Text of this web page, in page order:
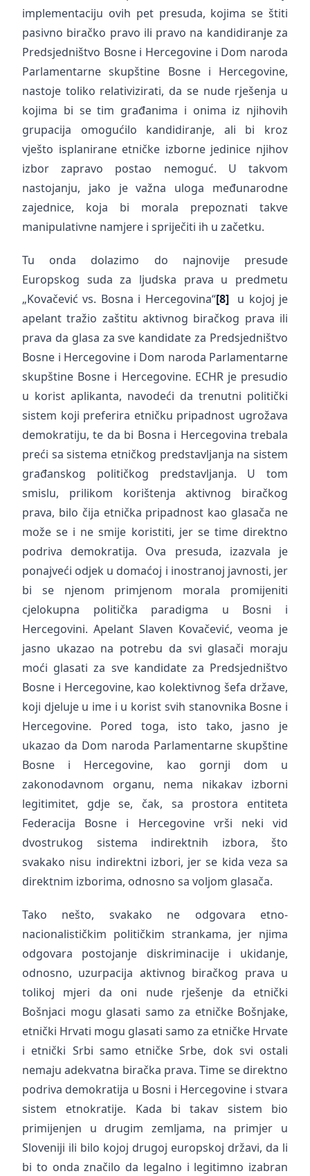
implementaciju ovih pet presuda, kojima se štiti
pasivno biračko pravo ili pravo na kandidiranje za
Predsjedništvo Bosne i Hercegovine i Dom naroda
Parlamentarne skupštine Bosne i Hercegovine,
nastoje toliko relativizirati, da se nude rješenja u
kojima bi se tim građanima i onima iz njihovih
grupacija omogućilo kandidiranje, ali bi kroz
vješto isplanirane etničke izborne jedinice njihov
izbor zapravo postao nemoguć. U takvom
nastojanju, jako je važna uloga međunarodne
zajednice, koja bi morala prepoznati takve
manipulativne namjere i spriječiti ih u začetku.
Tu onda dolazimo do najnovije presude
Europskog suda za ljudska prava u predmetu
„Kovačević vs. Bosna i Hercegovina“[8]u kojoj je
apelant tražio zaštitu aktivnog biračkog prava ili
prava da glasa za sve kandidate za Predsjedništvo
Bosne i Hercegovine i Dom naroda Parlamentarne
skupštine Bosne i Hercegovine. ECHR je presudio
u korist aplikanta, navodeći da trenutni politički
sistem koji preferira etničku pripadnost ugrožava
demokratiju, te da bi Bosna i Hercegovina trebala
preći sa sistema etničkog predstavljanja na sistem
građanskog političkog predstavljanja. U tom
smislu, prilikom korištenja aktivnog biračkog
prava, bilo čija etnička pripadnost kao glasača ne
može se i ne smije koristiti, jer se time direktno
podriva demokratija. Ova presuda, izazvala je
ponajveći odjek u domaćoj i inostranoj javnosti, jer
bi se njenom primjenom morala promijeniti
cjelokupna politička paradigma u Bosni i
Hercegovini. Apelant Slaven Kovačević, veoma je
jasno ukazao na potrebu da svi glasači moraju
moći glasati za sve kandidate za Predsjedništvo
Bosne i Hercegovine, kao kolektivnog šefa države,
koji djeluje u ime i u korist svih stanovnika Bosne i
Hercegovine. Pored toga, isto tako, jasno je
ukazao da Dom naroda Parlamentarne skupštine
Bosne i Hercegovine, kao gornji dom u
zakonodavnom organu, nema nikakav izborni
legitimitet, gdje se, čak, sa prostora entiteta
Federacija Bosne i Hercegovine vrši neki vid
dvostrukog sistema indirektnih izbora, što
svakako nisu indirektni izbori, jer se kida veza sa
direktnim izborima, odnosno sa voljom glasača.
Tako nešto, svakako ne odgovara etno-
nacionalističkim političkim strankama, jer njima
odgovara postojanje diskriminacije i ukidanje,
odnosno, uzurpacija aktivnog biračkog prava u
tolikoj mjeri da oni nude rješenje da etnički
Bošnjaci mogu glasati samo za etničke Bošnjake,
etnički Hrvati mogu glasati samo za etničke Hrvate
i etnički Srbi samo etničke Srbe, dok svi ostali
nemaju adekvatna biračka prava. Time se direktno
podriva demokratija u Bosni i Hercegovine i stvara
sistem etnokratije. Kada bi takav sistem bio
primijenjen u drugim zemljama, na primjer u
Sloveniji ili bilo kojoj drugoj europskoj državi, da li
bi to onda značilo da legalno i legitimno izabran